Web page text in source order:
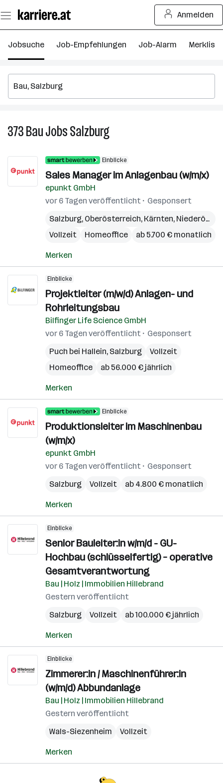
Seiteninhalt
springen
Anmelden
Jobsuche Job-Empfehlungen Job-Alarm Merkliste
373BauJobsSalzburg373
Bau
in
Salzburg
Einblicke
Sales Manager im Anlagenbau (w/m/x)
epunkt GmbH
vor 6 Tagen veröffentlicht
Gesponsert
Salzburg, Oberösterreich, Kärnten, Niederösterreich
Vollzeit
Homeoffice ab 5.700 € monatlich
Merken
Einblicke
Projektleiter (m/w/d) Anlagen- und
Rohrleitungsbau
Bilfinger Life Science GmbH
vor 6 Tagen veröffentlicht
Gesponsert
Puch bei Hallein, Salzburg
Vollzeit
Homeoffice
ab 56.000 € jährlich
Merken
Einblicke
Produktionsleiter im Maschinenbau
(w/m/x)
epunkt GmbH
vor 6 Tagen veröffentlicht
Gesponsert
Salzburg
Vollzeit ab 4.800 € monatlich
Merken
Einblicke
Senior Bauleiter:in w/m/d - GU-
Hochbau (schlüsselfertig) – operative
Gesamtverantwortung
Bau | Holz | Immobilien Hillebrand
Gestern veröffentlicht
Salzburg
Vollzeit ab 100.000 € jährlich
Merken
Einblicke
Zimmerer:in / Maschinenführer:in
(w/m/d) Abbundanlage
Bau | Holz | Immobilien Hillebrand
Gestern veröffentlicht
Wals-Siezenheim
Vollzeit
Merken